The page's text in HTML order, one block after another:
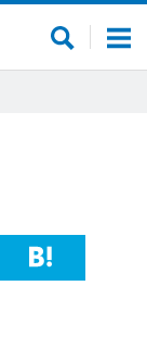
メ
サ